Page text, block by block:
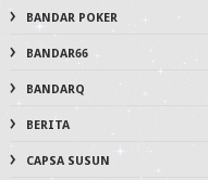
BANDAR POKER
BANDAR66
BANDARQ
BERITA
CAPSA SUSUN